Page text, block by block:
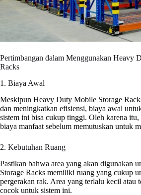
Pertimbangan dalam Menggunakan Heavy
Racks
1. Biaya Awal
Meskipun Heavy Duty Mobile Storage
dan meningkatkan efisiensi, biaya awal
sistem ini bisa cukup tinggi. Oleh karena
biaya manfaat sebelum memutuskan untuk
2. Kebutuhan Ruang
Pastikan bahwa area yang akan digunakan
Storage Racks memiliki ruang yang cukup
pergerakan rak. Area yang terlalu kecil atau
cocok untuk sistem ini.